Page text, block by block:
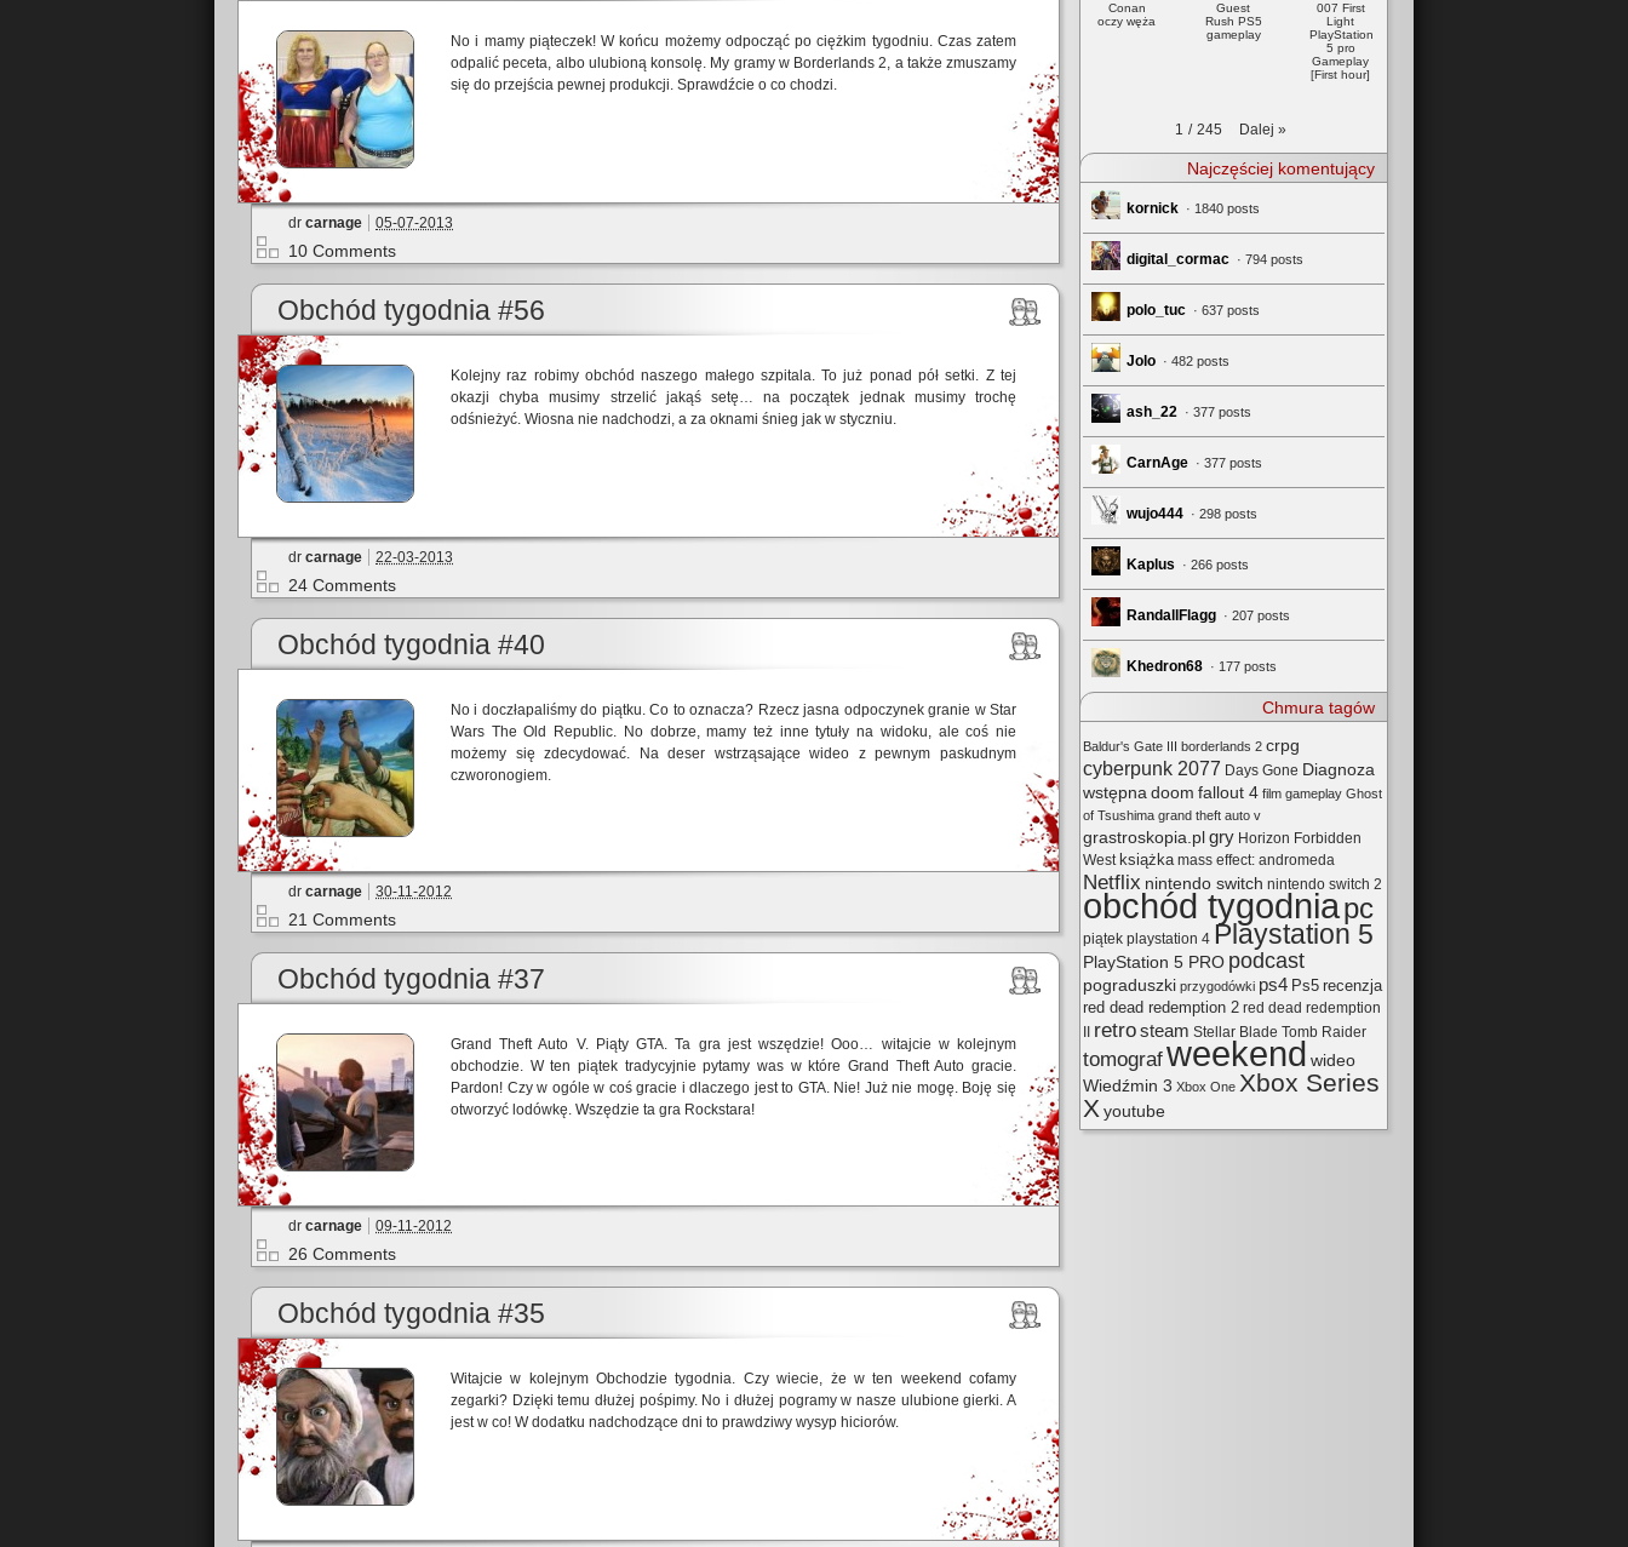
No i mamy piąteczek! W końcu możemy odpocząć po ciężkim tygodniu. Czas zatem
odpalić peceta, albo ulubioną konsolę. My gramy w Borderlands 2, a także zmuszamy
się do przejścia pewnej produkcji. Sprawdźcie o co chodzi.
dr carnage 05-07-2013
10 Comments
Obchód tygodnia #56
Kolejny raz robimy obchód naszego małego szpitala. To już ponad pół setki. Z tej
okazji chyba musimy strzelić jakąś setę… na początek jednak musimy trochę
odśnieżyć. Wiosna nie nadchodzi, a za oknami śnieg jak w styczniu.
dr carnage 22-03-2013
24 Comments
Obchód tygodnia #40
No i doczłapaliśmy do piątku. Co to oznacza? Rzecz jasna odpoczynek granie w Star
Wars The Old Republic. No dobrze, mamy też inne tytuły na widoku, ale coś nie
możemy się zdecydować. Na deser wstrząsające wideo z pewnym paskudnym
czworonogiem.
dr carnage 30-11-2012
21 Comments
Obchód tygodnia #37
Grand Theft Auto V. Piąty GTA. Ta gra jest wszędzie! Ooo… witajcie w kolejnym
obchodzie. W ten piątek tradycyjnie pytamy was w które Grand Theft Auto gracie.
Pardon! Czy w ogóle w coś gracie i dlaczego jest to GTA. Nie! Już nie mogę. Boję się
otworzyć lodówkę. Wszędzie ta gra Rockstara!
dr carnage 09-11-2012
26 Comments
Obchód tygodnia #35
Witajcie w kolejnym Obchodzie tygodnia. Czy wiecie, że w ten weekend cofamy
zegarki? Dzięki temu dłużej pośpimy. No i dłużej pogramy w nasze ulubione gierki. A
jest w co! W dodatku nadchodzące dni to prawdziwy wysyp hiciorów.
Conan
oczy węża
Guest
Rush PS5
gameplay
007 First
Light
PlayStation
5 pro
Gameplay
[First hour]
1 / 245 Dalej »
Najczęściej komentujący
kornick · 1840 posts
digital_cormac · 794 posts
polo_tuc · 637 posts
Jolo · 482 posts
ash_22 · 377 posts
CarnAge · 377 posts
wujo444 · 298 posts
Kaplus · 266 posts
RandallFlagg · 207 posts
Khedron68 · 177 posts
Chmura tagów
Baldur's Gate III borderlands 2 crpg
cyberpunk 2077 Days Gone Diagnoza
wstępnadoom fallout 4 film gameplay Ghost
of Tsushima grand theft auto v
grastroskopia.pl gry Horizon Forbidden
West książka mass effect: andromeda
Netflix nintendo switch nintendo switch 2
obchód tygodniapc
piątek playstation 4 Playstation 5
PlayStation 5 PRO podcast
pograduszki przygodówki ps4 Ps5 recenzja
red dead redemption 2 red dead redemption
retrosteam Stellar Blade Tomb Raider
tomografweekend wideo
Wiedźmin 3 Xbox One Xbox Series
X youtube